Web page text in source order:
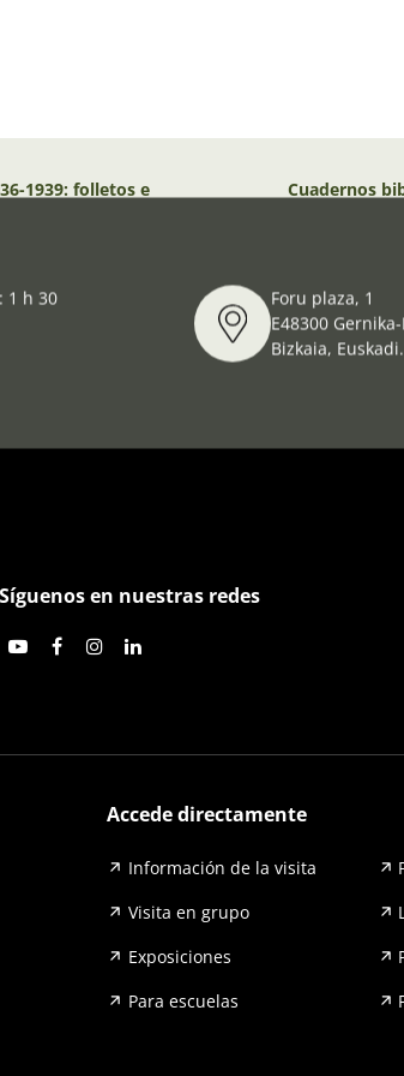
1939: folletos e
Cuadernos
: 1 h 30
Foru plaza, 1
E48300
Bizkaia, Euskadi.
Síguenos en nuestras redes
Accede directamente
Información de la visita
Visita en grupo
Exposiciones
Para escuelas